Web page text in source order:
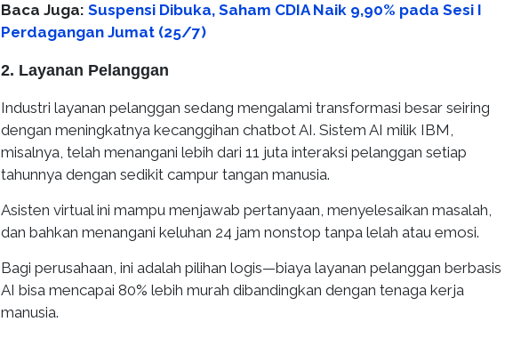
Baca Juga: Suspensi Dibuka, Saham CDIA Naik 9,90% pada Sesi I
Perdagangan Jumat (25/7)
2. Layanan Pelanggan
Industri layanan pelanggan sedang mengalami transformasi besar seiring
dengan meningkatnya kecanggihan chatbot AI. Sistem AI milik IBM,
misalnya, telah menangani lebih dari 11 juta interaksi pelanggan setiap
tahunnya dengan sedikit campur tangan manusia.
Asisten virtual ini mampu menjawab pertanyaan, menyelesaikan masalah,
dan bahkan menangani keluhan 24 jam nonstop tanpa lelah atau emosi.
Bagi perusahaan, ini adalah pilihan logis—biaya layanan pelanggan berbasis
AI bisa mencapai 80% lebih murah dibandingkan dengan tenaga kerja
manusia.